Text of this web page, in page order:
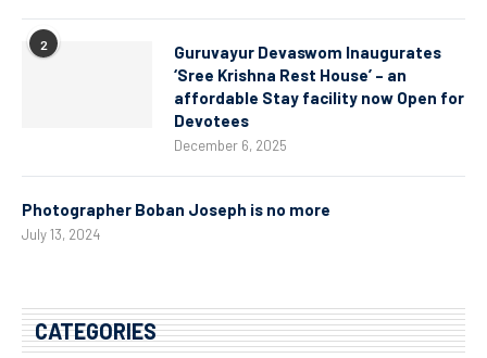
2
Guruvayur Devaswom Inaugurates
‘Sree Krishna Rest House’ – an
affordable Stay facility now Open for
Devotees
December 6, 2025
Photographer Boban Joseph is no more
July 13, 2024
CATEGORIES